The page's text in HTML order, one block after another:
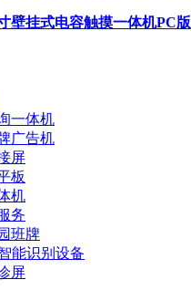
壁挂式电容触摸一体机PC版
一体机
广告机
屏
板
机
务
班牌
能识别设备
屏